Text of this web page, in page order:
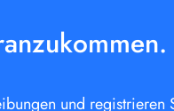
und registrieren